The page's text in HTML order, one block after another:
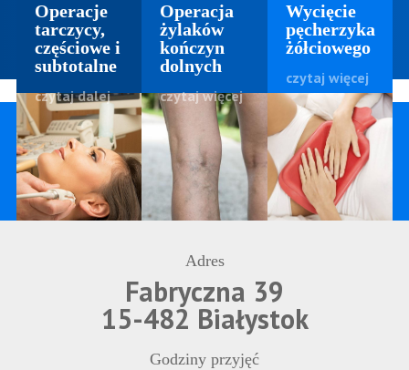
Operacje
tarczycy,
częściowe i
subtotalne
czytaj dalej
Operacja
żylaków
kończyn
dolnych
czytaj więcej
Wycięcie
pęcherzyka
żółciowego
czytaj więcej
Adres
Fabryczna 39
15-482 Białystok
Godziny przyjęć